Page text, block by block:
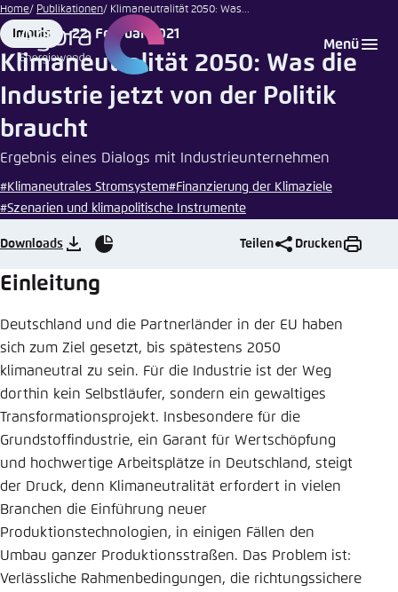
Zum
Hauptinhalt
gehen
Menü
Home Publikationen Klimaneutralität 2050: Was...
Format
Impuls
Date
22. Februar 2021
Klimaneutralität 2050: Was die
Industrie jetzt von der Politik
braucht
Ergebnis eines Dialogs mit Industrieunternehmen
#Klimaneutrales Stromsystem#Finanzierung der Klimaziele
#Szenarien und klimapolitische Instrumente
Ryan
McVay
|
iStock
Downloads
Grafiken
Teilen Drucken
Einleitung
Deutschland und die Partnerländer in der EU haben
sich zum Ziel gesetzt, bis spätestens 2050
klimaneutral zu sein. Für die Industrie ist der Weg
dorthin kein Selbstläufer, sondern ein gewaltiges
Transformationsprojekt. Insbesondere für die
Grundstoffindustrie, ein Garant für Wertschöpfung
und hochwertige Arbeitsplätze in Deutschland, steigt
der Druck, denn Klimaneutralität erfordert in vielen
Branchen die Einführung neuer
Produktionstechnologien, in einigen Fällen den
Umbau ganzer Produktionsstraßen. Das Problem ist:
Verlässliche Rahmenbedingungen, die richtungssichere
Login
Melden Sie sich an um ..., ... und ... zu verwalten.
Benutzername
Anmelden
Noch kein Benutzerkonto?
Abbrechen
Sprache auswählen
Englisch
Agora Think Tanks
Erscheinungsbild der Webseite
Diese Webseite passt ihr Farbschema basierend
auf Ihren Einstellungen an. Wählen Sie aus,
verwenden möchten.
Hell
Dunkel
Automatisch
Einstellung für diese Webseite im Browser
speichern
Übernehmen